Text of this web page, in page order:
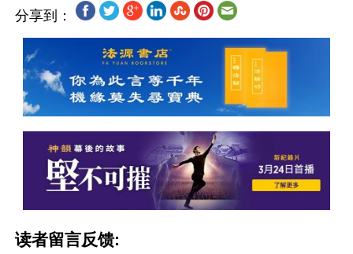
分享到：
读者留言反馈: